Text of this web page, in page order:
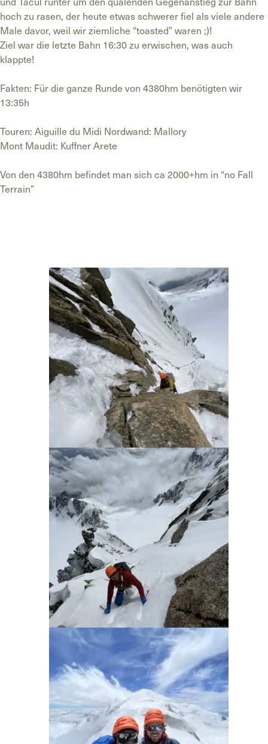
hoch zu rasen, der heute etwas schwerer fiel als viele andere
Male davor, weil wir ziemliche “toasted” waren ;)!
Ziel war die letzte Bahn 16:30 zu erwischen, was auch
klappte!
Fakten: Für die ganze Runde von 4380hm benötigten wir
13:35h
Touren: Aiguille du Midi Nordwand: Mallory
Mont Maudit: Kuffner Arete
Von den 4380hm befindet man sich ca 2000+hm in “no Fall
Terrain”